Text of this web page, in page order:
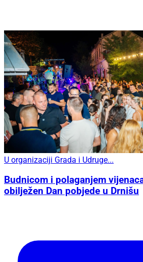
U organizaciji Grada i Udruge...
Budnicom i polaganjem
obilježen Dan pobjede u Drnišu